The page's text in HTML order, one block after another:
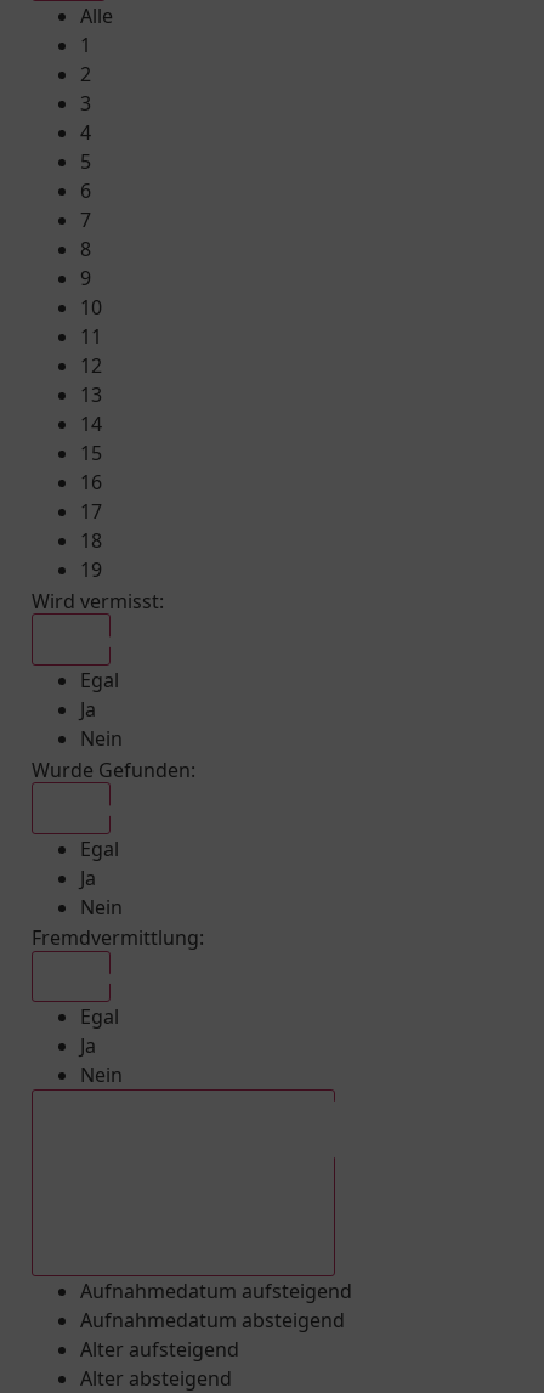
Alle
1
2
3
4
5
6
7
8
9
10
11
12
13
14
15
16
17
18
19
Wird vermisst:
Egal
Ja
Nein
Wurde Gefunden:
Egal
Ja
Nein
Fremdvermittlung:
Egal
Ja
Nein
Aufnahmedatum aufsteigend
Aufnahmedatum absteigend
Alter aufsteigend
Alter absteigend